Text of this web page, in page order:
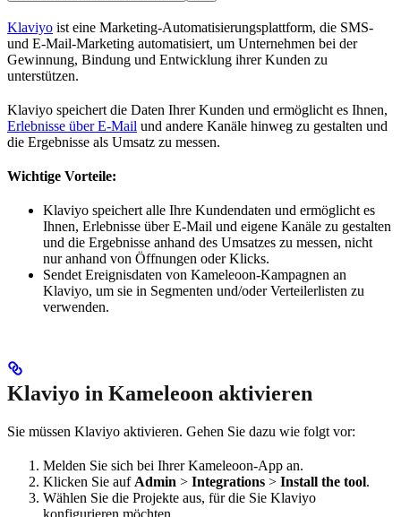
Klaviyo ist eine Marketing-Automatisierungsplattform, die SMS-
und E-Mail-Marketing automatisiert, um Unternehmen bei der
Gewinnung, Bindung und Entwicklung ihrer Kunden zu
unterstützen.
Klaviyo speichert die Daten Ihrer Kunden und ermöglicht es Ihnen,
Erlebnisse über E-Mail und andere Kanäle hinweg zu gestalten und
die Ergebnisse als Umsatz zu messen.
Wichtige Vorteile:
Klaviyo speichert alle Ihre Kundendaten und ermöglicht es
Ihnen, Erlebnisse über E-Mail und eigene Kanäle zu gestalten
und die Ergebnisse anhand des Umsatzes zu messen, nicht
nur anhand von Öffnungen oder Klicks.
Sendet Ereignisdaten von Kameleoon-Kampagnen an
Klaviyo, um sie in Segmenten und/oder Verteilerlisten zu
verwenden.
Klaviyo in Kameleoon aktivieren
Sie müssen Klaviyo aktivieren. Gehen Sie dazu wie folgt vor:
Melden Sie sich bei Ihrer Kameleoon-App an.
Klicken Sie auf Admin > Integrations > Install the tool.
Wählen Sie die Projekte aus, für die Sie Klaviyo
konfigurieren möchten.